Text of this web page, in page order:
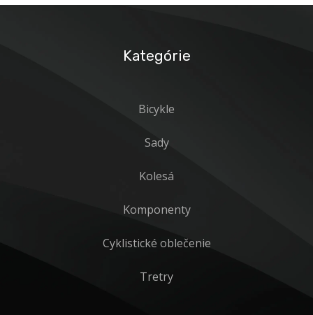
Kategórie
Bicykle
Sady
Kolesá
Komponenty
Cyklistické oblečenie
Tretry